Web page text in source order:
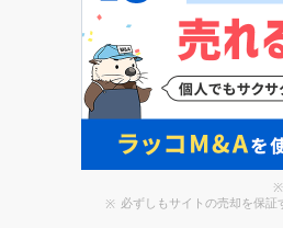
必ずしもサイトの売却を保証